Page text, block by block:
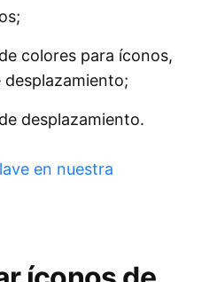
colores para íconos,
desplazamiento.
en nuestra